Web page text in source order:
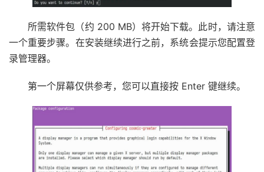
所需软件包（约 200 MB）将开始下载。此时，请注意
一个重要步骤。在安装继续进行之前，系统会提示您配置登
录管理器。
第一个屏幕仅供参考，您可以直接按 Enter 键继续。